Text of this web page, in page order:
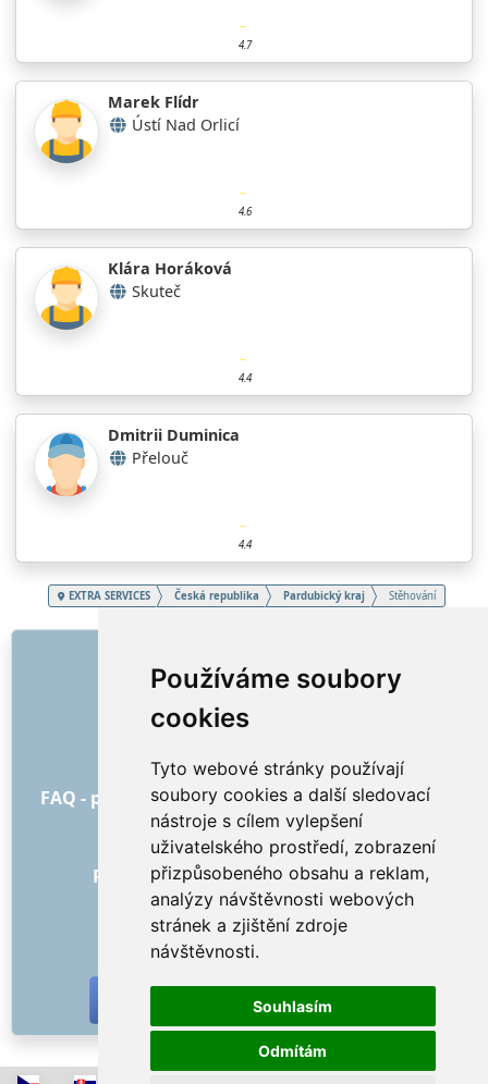
Používáme soubory
cookies
Tyto webové stránky používají
soubory cookies a další sledovací
nástroje s cílem vylepšení
uživatelského prostředí, zobrazení
přizpůsobeného obsahu a reklam,
analýzy návštěvnosti webových
stránek a zjištění zdroje
návštěvnosti.
Souhlasím
Odmítám
4.7
Marek Flídr
Ústí Nad Orlicí
4.6
Klára Horáková
Skuteč
4.4
Dmitrii Duminica
Přelouč
4.4
EXTRA SERVICES Česká republika Pardubický kraj Stěhování
O nás
Jak to všechno začalo
Všeobecné obchodní podmínky
FAQ - pro objednatele FAQ - pro poskytovatele
Reklama a marketing
Blog
Recenze objednávek s hodnocením
Kontakt
SOCIÁLNÍ SÍTĚ